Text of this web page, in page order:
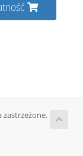
zastrzeżone.